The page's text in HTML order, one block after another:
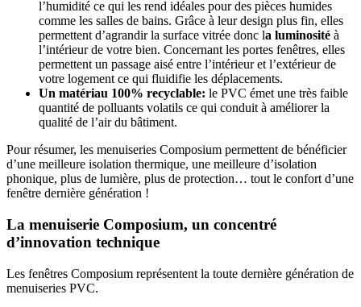
l’humidité ce qui les rend idéales pour des pièces humides
comme les salles de bains. Grâce à leur design plus fin, elles
permettent d’agrandir la surface vitrée donc la luminosité à
l’intérieur de votre bien. Concernant les portes fenêtres, elles
permettent un passage aisé entre l’intérieur et l’extérieur de
votre logement ce qui fluidifie les déplacements.
Un matériau 100% recyclable: le PVC émet une très faible
quantité de polluants volatils ce qui conduit à améliorer la
qualité de l’air du bâtiment.
Pour résumer, les menuiseries Composium permettent de bénéficier
d’une meilleure isolation thermique, une meilleure d’isolation
phonique, plus de lumière, plus de protection… tout le confort d’une
fenêtre dernière génération !
La menuiserie Composium, un concentré
d’innovation technique
Les fenêtres Composium représentent la toute dernière génération de
menuiseries PVC.